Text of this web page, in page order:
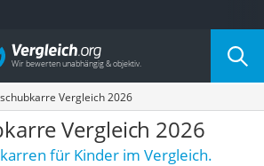
nach Kategorie
Vergleich 2026
Vergleich 2026
für Kinder im Vergleich.